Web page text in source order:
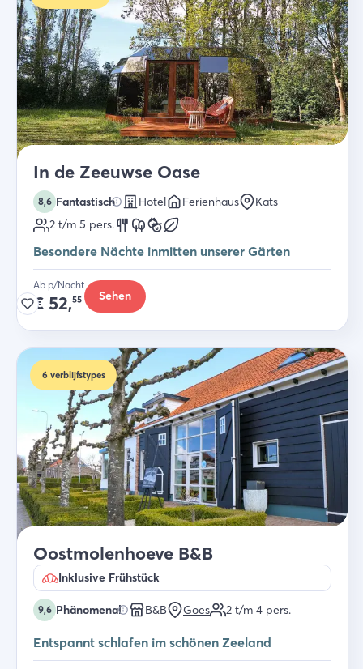
In de Zeeuwse Oase
8,6 Fantastisch Hotel Ferienhaus
Kats
2 t/m 5 pers.
Besondere Nächte inmitten unserer Gärten
Ab p/Nacht
€ 52,55 Sehen
6 verblijfstypes
Oostmolenhoeve B&B
Inklusive Frühstück
9,6 Phänomenal B&B Goes 2 t/m 4 pers.
Entspannt schlafen im schönen Zeeland